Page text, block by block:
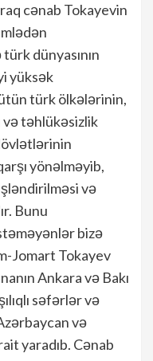
cənab Tokayevin
dünyasının
yüksək
türk ölkələrinin,
və təhlükəsizlik
yönəlməyib,
və
Bunu
bizə
Jomart Tokayev
Ankara və Bakı
səfərlər və
və
yaradıb. Cənab